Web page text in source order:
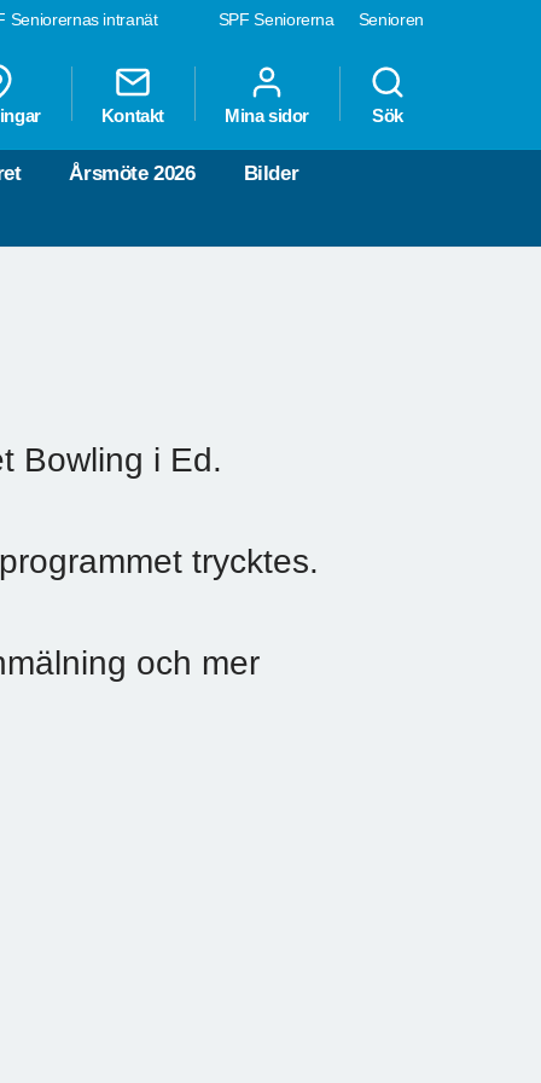
SPF Seniorerna Senioren
Seniorernas intranät
Kontakt Mina sidor Sök
Årsmöte 2026 Bilder
Bowling i Ed.
trycktes.
och mer